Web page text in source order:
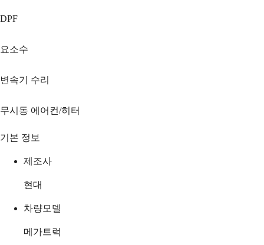
DPF
요소수
변속기 수리
무시동 에어컨/히터
기본 정보
제조사
현대
차량모델
메가트럭